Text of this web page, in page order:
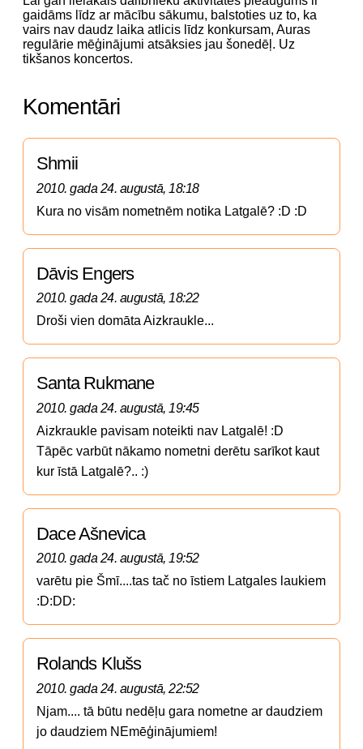
gaidāms līdz ar mācību sākumu, balstoties uz to, ka
vairs nav daudz laika atlicis līdz konkursam, Auras
regulārie mēģinājumi atsāksies jau šonedēļ. Uz
tikšanos koncertos.
Komentāri
Shmii
2010. gada 24. augustā, 18:18
Kura no visām nometnēm notika Latgalē? :D :D
Dāvis Engers
2010. gada 24. augustā, 18:22
Droši vien domāta Aizkraukle...
Santa Rukmane
2010. gada 24. augustā, 19:45
Aizkraukle pavisam noteikti nav Latgalē! :D
Tāpēc varbūt nākamo nometni derētu sarīkot kaut
kur īstā Latgalē?.. :)
Dace Ašnevica
2010. gada 24. augustā, 19:52
varētu pie Šmī....tas tač no īstiem Latgales laukiem
:D:DD:
Rolands Klušs
2010. gada 24. augustā, 22:52
Njam.... tā būtu nedēļu gara nometne ar daudziem
jo daudziem NEmēģinājumiem!